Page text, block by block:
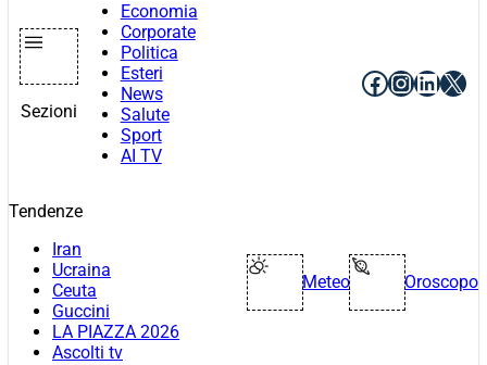
Sezioni
Economia
Corporate
Politica
Esteri
News
Salute
Sport
AI TV
Facebook
X
Tendenze
Iran
Ucraina
Ceuta
Guccini
LA PIAZZA 2026
Ascolti tv
Meteo Oroscopo